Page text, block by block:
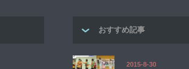
おすすめ記事
2015-8-30